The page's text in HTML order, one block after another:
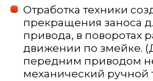
Отработка техники
прекращения заноса
привода, в поворотах
движении по змейке.
передним приводом
механический ручной